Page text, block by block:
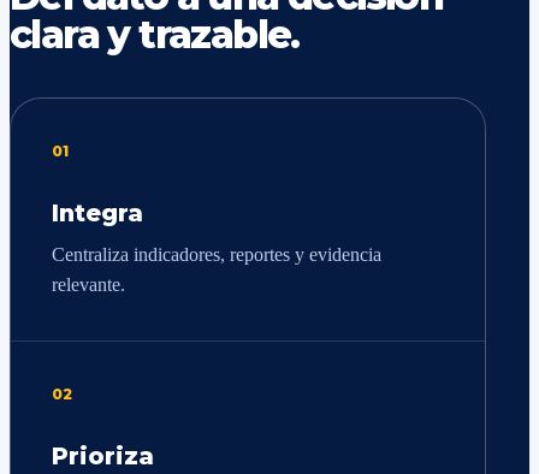
clara y trazable.
01
Integra
Centraliza indicadores, reportes y evidencia
relevante.
02
Prioriza